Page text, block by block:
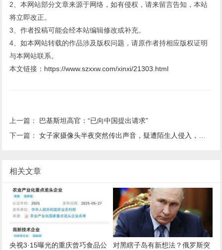
2、本网站部分文章来源于网络，如有侵权，请来留言告知，本站
将立即改正。
3、作者投稿可能会经本站编辑修改或补充。
4、如本网站转载的作品涉及版权问题，请原作者持相应版权证明
与本网站联系。
本文链接： https://www.szxxw.com/xinxi/21303.html
上一篇： 巴基斯坦高官：“已向中国提出请求”
下一篇：女子家摄像头半夜突然传出声音，疑遭陌生人侵入，小米：将协助分析处理
相关文章
央视3·15曝光的重庆曾巧食品公
对黑瞎子岛有新想法？俄罗斯突